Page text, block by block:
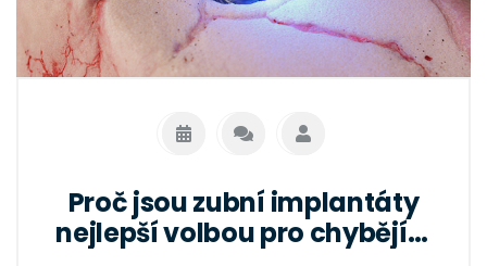
Proč jsou zubní implantáty
nejlepší volbou pro chybějící